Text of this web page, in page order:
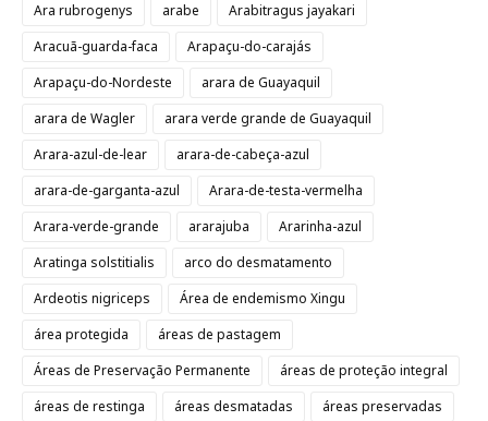
Ara rubrogenys
arabe
Arabitragus jayakari
Aracuã-guarda-faca
Arapaçu-do-carajás
Arapaçu-do-Nordeste
arara de Guayaquil
arara de Wagler
arara verde grande de Guayaquil
Arara-azul-de-lear
arara-de-cabeça-azul
arara-de-garganta-azul
Arara-de-testa-vermelha
Arara-verde-grande
ararajuba
Ararinha-azul
Aratinga solstitialis
arco do desmatamento
Ardeotis nigriceps
Área de endemismo Xingu
área protegida
áreas de pastagem
Áreas de Preservação Permanente
áreas de proteção integral
áreas de restinga
áreas desmatadas
áreas preservadas